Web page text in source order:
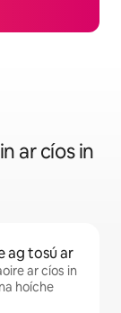
ar cíos in
ag tosú ar
ar cíos in
hoíche